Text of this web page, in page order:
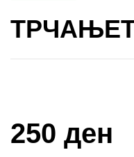
250 ден